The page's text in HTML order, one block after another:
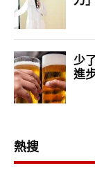
熱搜